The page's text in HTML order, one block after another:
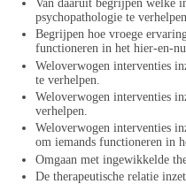
Van daaruit begrijpen welke
psychopathologie te verhelpen.
Begrijpen hoe vroege
functioneren in het hier-en-
Weloverwogen interventies
te verhelpen.
Weloverwogen interventies
verhelpen.
Weloverwogen interventies
om iemands functioneren in
Omgaan met ingewikkelde
De therapeutische relatie